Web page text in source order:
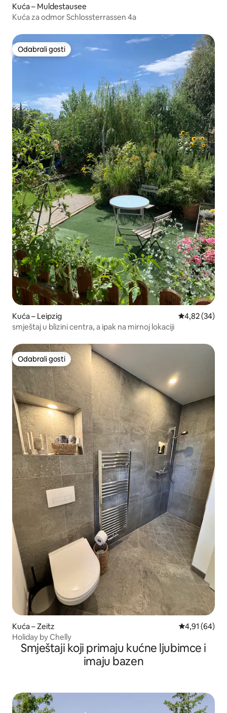
Kuća – Muldestausee
Kuća za odmor Schlossterrassen 4a
Odabrali gosti
Odabrali gosti
Kuća – Leipzig Prosječna
4,82 (34)
smještaj u blizini centra, a ipak na mirnoj lokaciji
Odabrali gosti
Odabrali gosti
Kuća – Zeitz Prosječna
4,91 (64)
Holiday by Chelly
Smještaji koji primaju kućne ljubimce i
imaju bazen